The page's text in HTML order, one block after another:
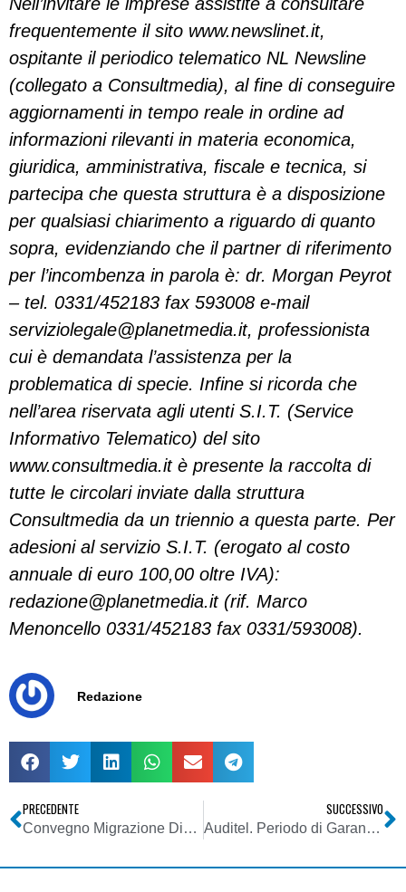
frequentemente il sito www.newslinet.it,
ospitante il periodico telematico NL Newsline
(collegato a Consultmedia), al fine di conseguire
aggiornamenti in tempo reale in ordine ad
informazioni rilevanti in materia economica,
giuridica, amministrativa, fiscale e tecnica, si
partecipa che questa struttura è a disposizione
per qualsiasi chiarimento a riguardo di quanto
sopra, evidenziando che il partner di riferimento
per l’incombenza in parola è: dr. Morgan Peyrot
– tel. 0331/452183 fax 593008 e-mail
serviziolegale@planetmedia.it, professionista
cui è demandata l’assistenza per la
problematica di specie. Infine si ricorda che
nell’area riservata agli utenti S.I.T. (Service
Informativo Telematico) del sito
www.consultmedia.it è presente la raccolta di
tutte le circolari inviate dalla struttura
Consultmedia da un triennio a questa parte. Per
adesioni al servizio S.I.T. (erogato al costo
annuale di euro 100,00 oltre IVA):
redazione@planetmedia.it(rif. Marco
Menoncello 0331/452183 fax 0331/593008).
Redazione
PRECEDENTE
Convegno Migrazione Digitale Terrestre in Trentino
SUCCESSIVO
Auditel. Periodo di Garanzia: Rai Uno regina sul totale degli spettatori, Canale 5 vince sul target commerciale